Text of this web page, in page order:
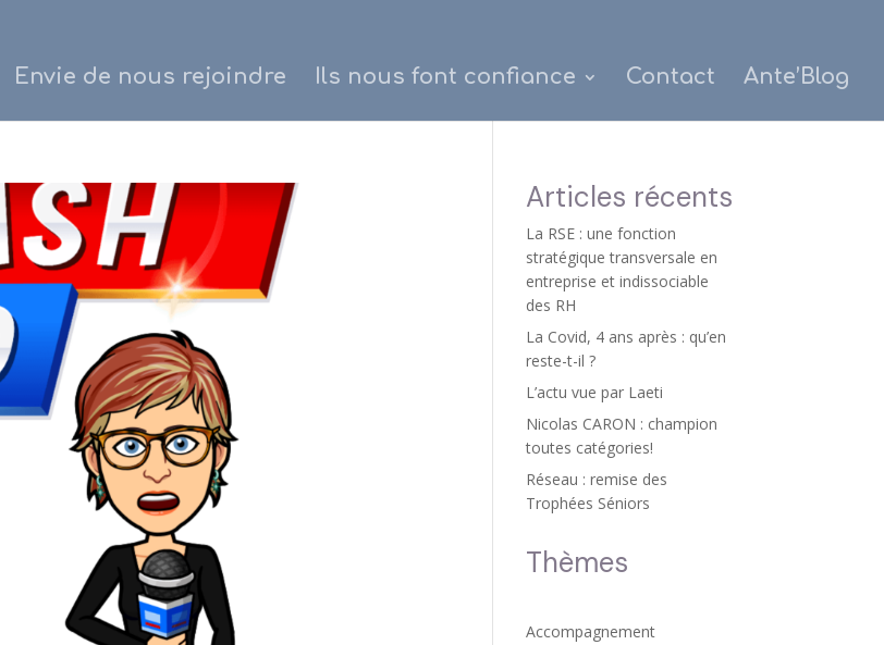
Envie de nous rejoindre Ils nous font confiance Contact Ante’Blog
Articles récents
La RSE : une fonction
stratégique transversale en
entreprise et indissociable
des RH
La Covid, 4 ans après : qu’en
reste-t-il ?
L’actu vue par Laeti
Nicolas CARON : champion
toutes catégories!
Réseau : remise des
Trophées Séniors
Thèmes
Accompagnement